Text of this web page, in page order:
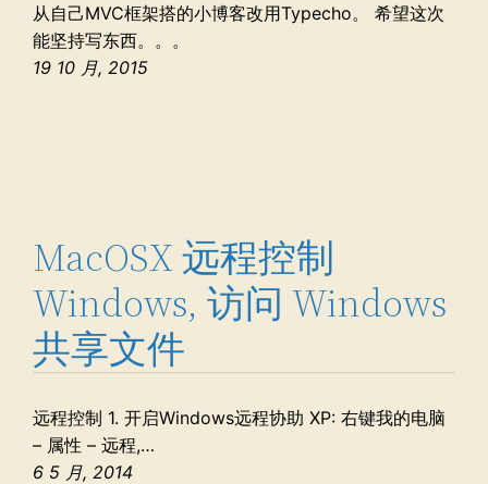
从自己MVC框架搭的小博客改用Typecho。 希望这次
能坚持写东西。。。
19 10 月, 2015
MacOSX 远程控制
Windows, 访问 Windows
共享文件
远程控制 1. 开启Windows远程协助 XP: 右键我的电脑
– 属性 – 远程,…
6 5 月, 2014